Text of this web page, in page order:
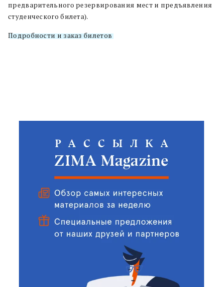
предварительного резервирования мест и предъявления
студенческого билета).
Подробности и заказ билетов